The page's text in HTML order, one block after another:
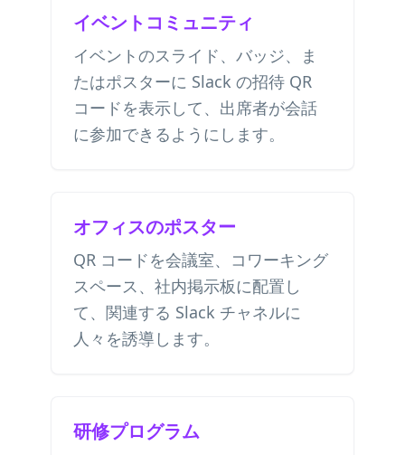
イベントコミュニティ
イベントのスライド、バッジ、ま
たはポスターに Slack の招待 QR
コードを表示して、出席者が会話
に参加できるようにします。
オフィスのポスター
QR コードを会議室、コワーキング
スペース、社内掲示板に配置し
て、関連する Slack チャネルに
人々を誘導します。
研修プログラム